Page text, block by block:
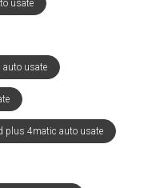
usate
auto usate
plus 4matic auto usate